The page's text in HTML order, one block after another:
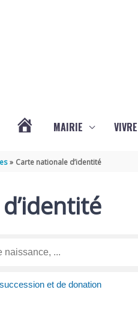
MAIRIE
Carte nationale d’identité
et de donation